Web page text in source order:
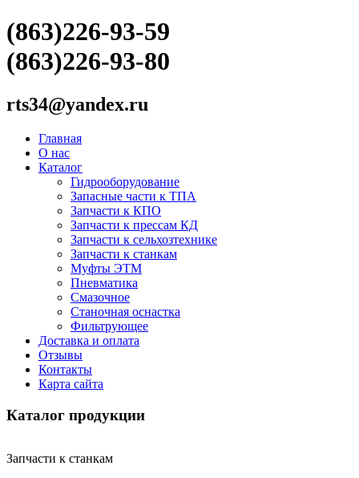
(863)226-93-59
(863)226-93-80
rts34@yandex.ru
Главная
О нас
Каталог
Гидрооборудование
Запасные части к ТПА
Запчасти к КПО
Запчасти к прессам КД
Запчасти к сельхозтехнике
Запчасти к станкам
Муфты ЭТМ
Пневматика
Смазочное
Станочная оснастка
Фильтрующее
Доставка и оплата
Отзывы
Контакты
Карта сайта
Каталог продукции
Запчасти к станкам